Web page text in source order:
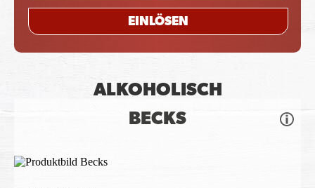
EINLÖSEN
ALKOHOLISCH
BECKS